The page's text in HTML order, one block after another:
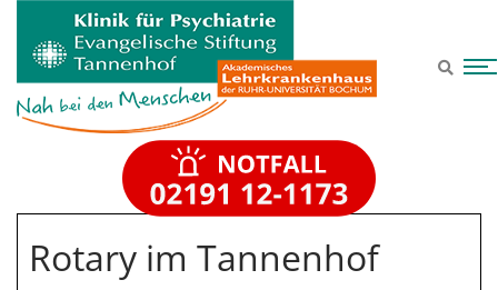
Zum Hauptinhalt springen
Rotary im Tannenhof